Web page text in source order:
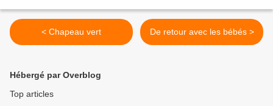
< Chapeau vert De retour avec les bébés >
Hébergé par Overblog
Top articles